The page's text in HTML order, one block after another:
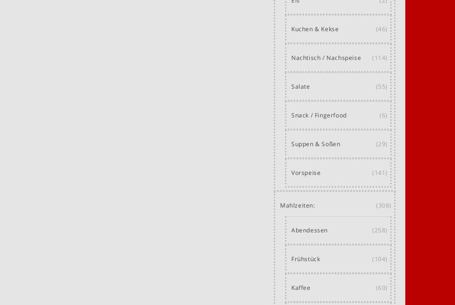
Kuchen & Kekse (46)
Nachtisch / Nachspeise (114)
Salate (55)
Snack / Fingerfood (6)
Suppen & Soßen (29)
Vorspeise (141)
Mahlzeiten: (308)
Abendessen (258)
Frühstück (104)
Kaffee (60)